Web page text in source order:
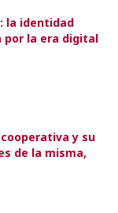
la identidad
por la era digital
y su
de la misma,